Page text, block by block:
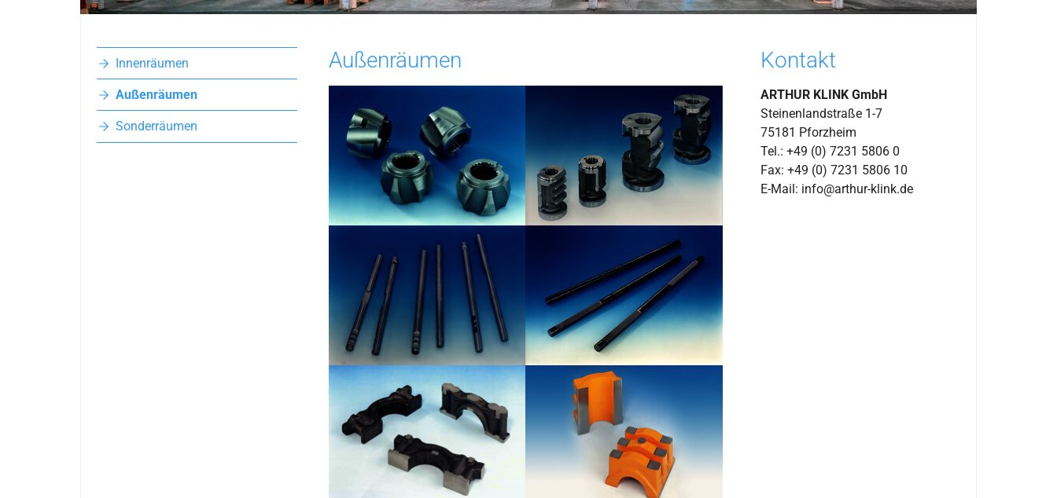
Innenräumen
Außenräumen(current)
Sonderräumen
Außenräumen Kontakt
ARTHUR KLINK GmbH
Steinenlandstraße 1-7
75181 Pforzheim
Tel.: +49 (0) 7231 5806 0
Fax: +49 (0) 7231 5806 10
E-Mail: info@arthur-klink.de